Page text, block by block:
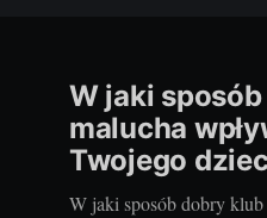
W jaki
malucha
Twojego
W jaki sposób dobry